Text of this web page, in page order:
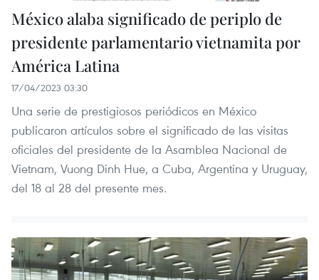
México alaba significado de periplo de
presidente parlamentario vietnamita por
América Latina
17/04/2023 03:30
Una serie de prestigiosos periódicos en México
publicaron artículos sobre el significado de las visitas
oficiales del presidente de la Asamblea Nacional de
Vietnam, Vuong Dinh Hue, a Cuba, Argentina y Uruguay,
del 18 al 28 del presente mes.